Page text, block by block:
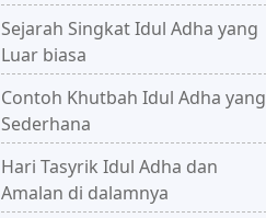
Sejarah Singkat Idul Adha yang
Luar biasa
Contoh Khutbah Idul Adha yang
Sederhana
Hari Tasyrik Idul Adha dan
Amalan di dalamnya